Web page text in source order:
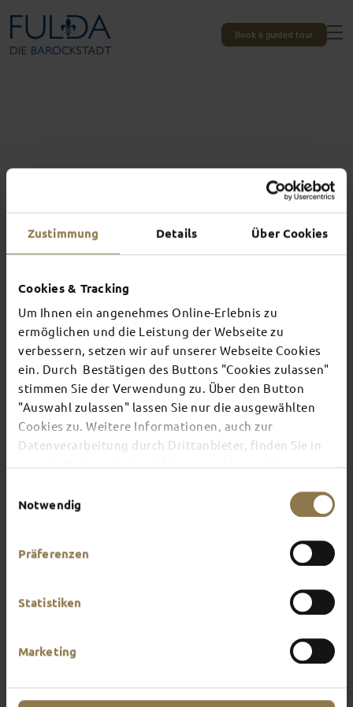
Zustimmung Details Über Cookies
Cookies & Tracking
Um Ihnen ein angenehmes Online-Erlebnis zu
ermöglichen und die Leistung der Webseite zu
verbessern, setzen wir auf unserer Webseite Cookies
ein. Durch Bestätigen des Buttons "Cookies zulassen"
stimmen Sie der Verwendung zu. Über den Button
"Auswahl zulassen" lassen Sie nur die ausgewählten
Cookies zu. Weitere Informationen, auch zur
Datenverarbeitung durch Drittanbieter, finden Sie in
Notwendig
Präferenzen
Statistiken
Marketing
Book a guided tour
Experiences unique to Fulda
TOP EVENTS
There's always something going on in Fulda:
whether it's a concert, a musical, a fun-filled
guided tour or a theatre performance – this is the